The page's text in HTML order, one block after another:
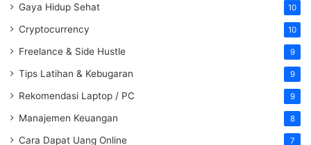
Gaya Hidup Sehat 10
Cryptocurrency 10
Freelance & Side Hustle 9
Tips Latihan & Kebugaran 9
Rekomendasi Laptop / PC 9
Manajemen Keuangan 8
Cara Dapat Uang Online 7